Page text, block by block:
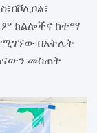
ክልሎችና ከተማ
በአትሌት
መስጠት